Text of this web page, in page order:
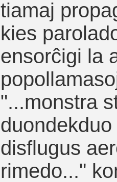
tiamaj
kies
ensorĉigi la
"...monstra
disflugus
rimedo..."